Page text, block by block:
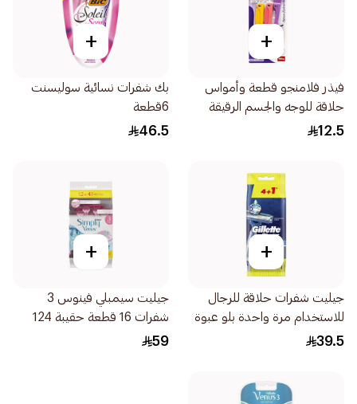
+
فيذر فلامنجو قطعة وأمواس
حلاقة للوجه والجسم الرقيقة
1قطعة
12.5
+
بك شفرات نسائية سوليسنت
6قطعة
46.5
+
جيليت شفرات حلاقة للرجال
للاستخدام مرة واحدة بلو عبوة
5قطعة
39.5
+
جيليت سيمبلي فينوس 3
شفرات 16 قطعة حقيبة 124
59